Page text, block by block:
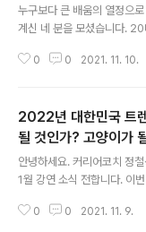
누구보다 큰 배움의 열정으
계신 네 분을 모셨습니다.
있을 겁니다. 식었던 열정을
OM특강으로 마련해서 어느
있답니다. 사전에 신청하시고
보내드립니다. 따라서 입장
입장하셔야만 됩니다. 일자
순으로 모시오니 아래 링크에
0 0 2021. 11. 10.
2022년 대한민국 트
될 것인가? 고양이가
드코리아2022》특강
안녕하세요. 커리어코치 정
1월 강연 소식 전합니다. 이
리즈를 읽어온 애독자입니다
0 0 2021. 11. 9.